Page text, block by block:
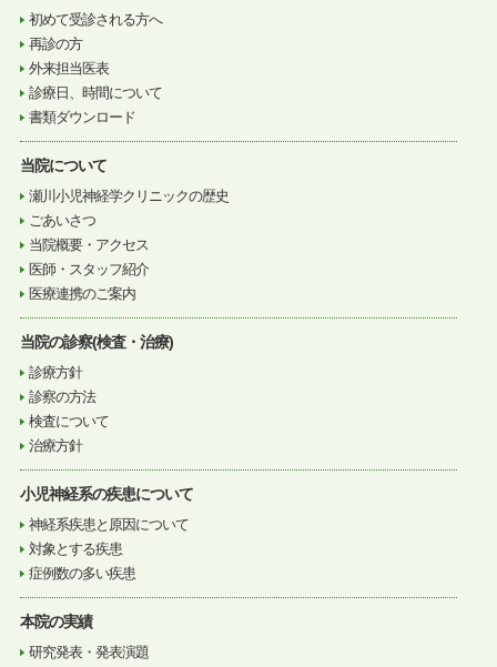
初めて受診される方へ
再診の方
外来担当医表
診療日、時間について
書類ダウンロード
当院について
瀬川小児神経学クリニックの歴史
ごあいさつ
当院概要・アクセス
医師・スタッフ紹介
医療連携のご案内
当院の診察(検査・治療)
診療方針
診察の方法
検査について
治療方針
小児神経系の疾患について
神経系疾患と原因について
対象とする疾患
症例数の多い疾患
本院の実績
研究発表・発表演題